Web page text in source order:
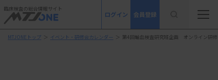
臨床検査の総合情報サイト
ログイン 会員登録
MTJONEトップ ＞ イベント・研修会カレンダー ＞ 第4回輸血検査研究班企画 オンライン研